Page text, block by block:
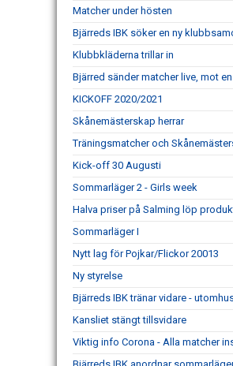
Matcher under hösten
Bjärreds IBK söker en ny
Klubbkläderna trillar in
Bjärred sänder matcher live, mot
KICKOFF 2020/2021
Skånemästerskap herrar
Träningsmatcher och
Kick-off 30 Augusti
Sommarläger 2 - Girls week
Halva priser på Salming löp
Sommarläger I
Nytt lag för Pojkar/Flickor 20013
Ny styrelse
Bjärreds IBK tränar vidare -
Kansliet stängt tillsvidare
Viktig info Corona - Alla matcher